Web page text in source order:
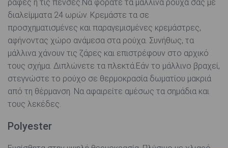
ραφές ή τις πένσες.Να φοράτε τα μάλλινα ρούχα σας με
διαλείμματα 24 ωρών. Κρεμάστε τα σε
προσχηματισμένες και παραγεμισμένες κρεμάστρες,
αφήνοντας χώρο ανάμεσα στα ρούχα. Συνήθως, τα
μάλλινα χάνουν τις ζάρες και επιστρέφουν στο αρχικό
τους σχήμα. Διπλώνετε τα πλεκτά.Εάν το μάλλινο βραχεί,
στεγνώστε το ρούχο σε θερμοκρασία δωματίου μακριά
από τη θέρμανση. Να αφαιρείτε αμέσως τα σημάδια και
τους λεκέδες.
Polyester